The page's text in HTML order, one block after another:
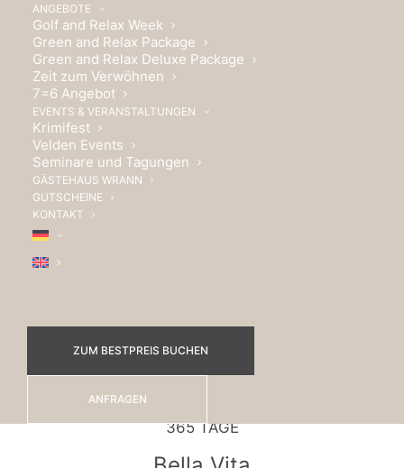
ANGEBOTE
Golf and Relax Week
Green and Relax Package
Green and Relax Deluxe Package
Zeit zum Verwöhnen
7=6 Angebot
EVENTS & VERANSTALTUNGEN
Krimifest
Velden Events
Seminare und Tagungen
GÄSTEHAUS WRANN
GUTSCHEINE
KONTAKT
ZUM BESTPREIS BUCHEN
ANFRAGEN
365 TAGE